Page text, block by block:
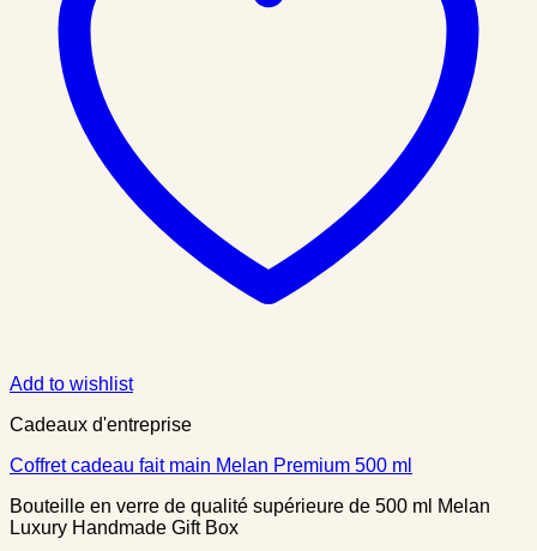
Add to wishlist
Cadeaux d'entreprise
Coffret cadeau fait main Melan Premium 500 ml
Bouteille en verre de qualité supérieure de 500 ml Melan
Luxury Handmade Gift Box